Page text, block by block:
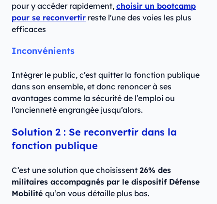
pour y accéder rapidement, choisir un bootcamp
pour se reconvertir reste l'une des voies les plus
efficaces
Inconvénients
Intégrer le public, c’est quitter la fonction publique
dans son ensemble, et donc renoncer à ses
avantages comme la sécurité de l’emploi ou
l’ancienneté engrangée jusqu’alors.
Solution 2 : Se reconvertir dans la
fonction publique
C’est une solution que choisissent 26% des
militaires accompagnés par le dispositif Défense
Mobilité qu’on vous détaille plus bas.